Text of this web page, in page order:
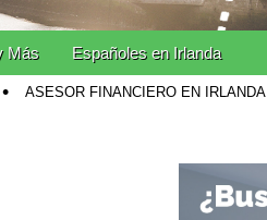
Más Españoles en Irlanda
ASESOR FINANCIERO EN IRLANDA